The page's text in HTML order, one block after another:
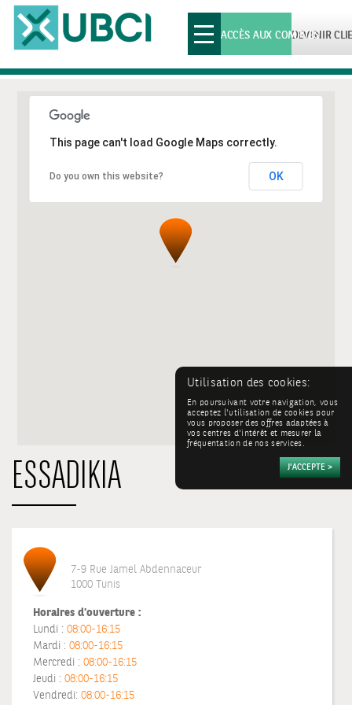
Toggle
navigationDEVENIR
ACCÈS AUX COMPTES
This page can't load Google Maps correctly.
Do you own this website? OK
ESSADIKIA
7-9 Rue Jamel Abdennaceur
1000 Tunis
Horaires d'ouverture :
Lundi : 08:00-16:15
Mardi : 08:00-16:15
Mercredi : 08:00-16:15
Jeudi : 08:00-16:15
Vendredi: 08:00-16:15
Utilisation des cookies:
En poursuivant votre navigation, vous
acceptez l'utilisation de cookies pour
vous proposer des offres adaptées à
vos centres d'intérêt et mesurer la
fréquentation de nos services.